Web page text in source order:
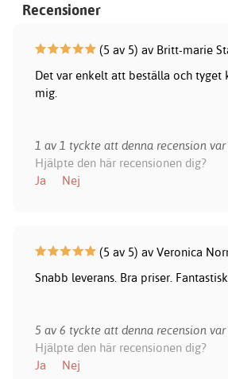
Recensioner
(5 av 5) av Britt-marie
Det var enkelt att beställa och tyget
mig.
1 av 1 tyckte att denna recension
Hjälpte den här recensionen dig?
Ja
Nej
(5 av 5) av Veronica
Snabb leverans. Bra priser.
5 av 6 tyckte att denna recension
Hjälpte den här recensionen dig?
Ja
Nej